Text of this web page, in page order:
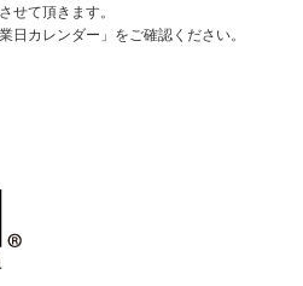
せて頂きます。
カレンダー」をご確認ください。